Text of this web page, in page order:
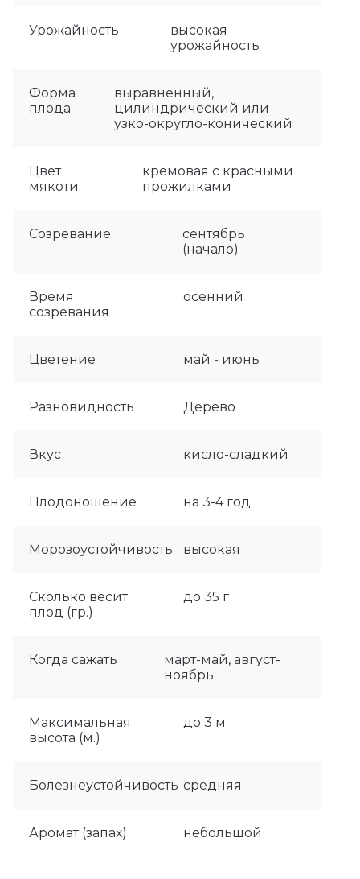
Урожайность
высокая
урожайность
Форма
плода
выравненный,
цилиндрический или
узко-округло-конический
Цвет
мякоти
кремовая с красными
прожилками
Созревание
сентябрь
(начало)
Время
созревания
осенний
Цветение май - июнь
Разновидность Дерево
Вкус кисло-сладкий
Плодоношение на 3-4 год
Морозоустойчивость высокая
Сколько весит
плод (гр.)
до 35 г
Когда сажать
март-май, август-
ноябрь
Максимальная
высота (м.)
до 3 м
Болезнеустойчивость средняя
Аромат (запах) небольшой